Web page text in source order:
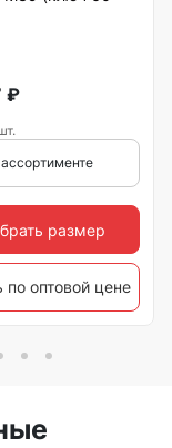
₽
размер
по оптовой цене